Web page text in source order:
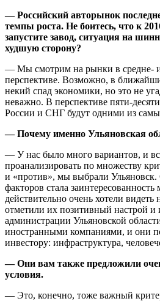
— Российский авторынок
темпы роста. Не боитесь, что к
запустите завод, ситуация на
худшую сторону?
— Мы смотрим на рынки в средне-
перспективе. Возможно, в
некий спад экономики, но это не
неважно. В перспективе пяти-
России и СНГ будут одними из
— Почему именно Ульянов­ская
— У нас было много вариантов, и
проанализировать по множеству
и «против», мы выбрали
факторов стала
действительно очень хотели
отметили их позитивный настрой и
администрации Ульяновской
ино­странными компаниями, и они
инвестору: инфраструктура,
— Они вам также предложили
условия.
— Это, конечно, тоже важный